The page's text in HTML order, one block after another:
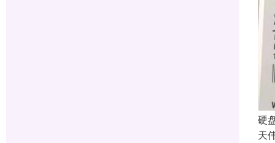
硬
天